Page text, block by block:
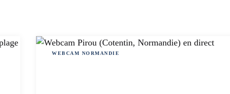
WEBCAM NORMANDIE